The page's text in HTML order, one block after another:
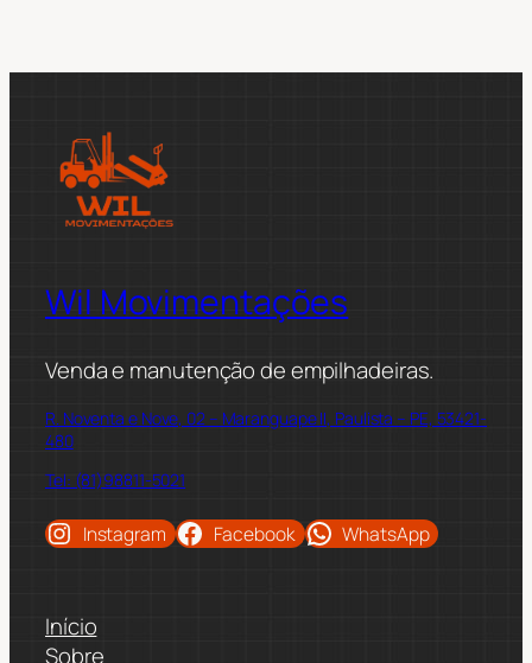
Wil Movimentações
Venda e manutenção de empilhadeiras.
R. Noventa e Nove, 02 – Maranguape II, Paulista – PE, 53421-
480
Tel: (81)98811-5021
Instagram Facebook WhatsApp
Início
Sobre